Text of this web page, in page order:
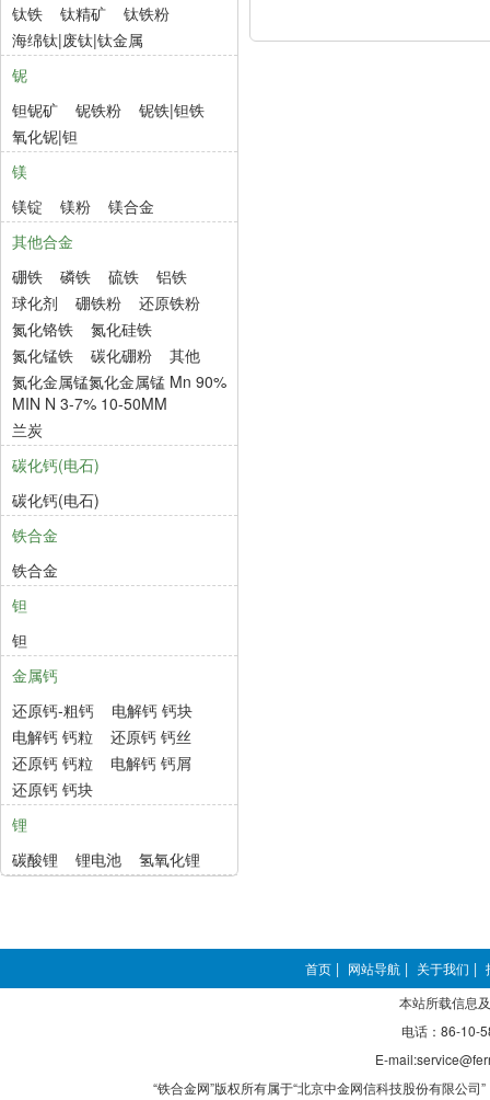
钛铁
钛精矿
钛铁粉
海绵钛|废钛|钛金属
铌
钽铌矿
铌铁粉
铌铁|钽铁
氧化铌|钽
镁
镁锭
镁粉
镁合金
其他合金
硼铁
磷铁 硫铁
铝铁
球化剂
硼铁粉
还原铁粉
氮化铬铁
氮化硅铁
氮化锰铁
碳化硼粉
其他
氮化金属锰氮化金属锰 Mn 90%
MIN N 3-7% 10-50MM
兰炭
碳化钙(电石)
碳化钙(电石)
铁合金
铁合金
钽
钽
金属钙
还原钙-粗钙
电解钙 钙块
电解钙 钙粒
还原钙 钙丝
还原钙 钙粒
电解钙 钙屑
还原钙 钙块
锂
碳酸锂
锂电池 氢氧化锂
首页 | 网站导航 | 关于我们 |
本站所载信息
电话：86-10-
E-
“铁合金网”版权所有属于“北京中金网信科技股份有限公司